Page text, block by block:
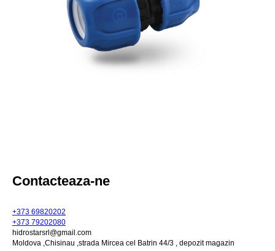
Contacteaza-ne
+373 69820202
+373 79202080
hidrostarsrl@gmail.com
Moldova ,Chisinau ,strada Mircea cel Batrin 44/3 , depozit magazin